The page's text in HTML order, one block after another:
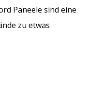
Paneele sind eine
zu etwas